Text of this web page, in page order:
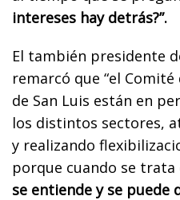
intereses hay detrás?”.
El también presidente
remarcó que “el
de San Luis están en
los distintos sectores,
y realizando
porque cuando se trata
se entiende y se puede